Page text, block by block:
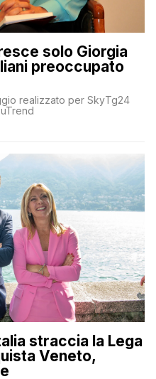
solo Giorgia
preoccupato
realizzato per SkyTg24
straccia la Lega
Veneto,